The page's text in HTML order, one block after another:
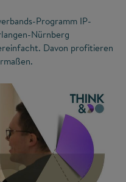
Programm IP-
Nürnberg
Davon profitieren